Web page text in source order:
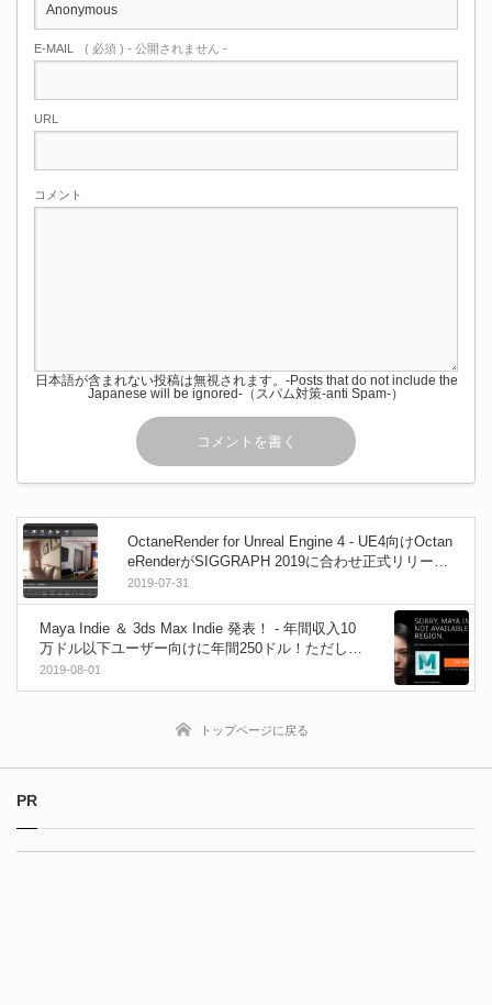
E-MAIL ( 必須 ) - 公開されません -
URL
コメント
日本語が含まれない投稿は無視されます。-Posts that do not include the
Japanese will be ignored-（スパム対策-anti Spam-）
OctaneRender for Unreal Engine 4 - UE4向けOctan
eRenderがSIGGRAPH 2019に合わせ正式リリー
ス！パブリックベータ版が無料で試せます！
2019-07-31
Maya Indie ＆ 3ds Max Indie 発表！ - 年間収入10
万ドル以下ユーザー向けに年間250ドル！ただし日
本を除く
2019-08-01
トップページに戻る
PR